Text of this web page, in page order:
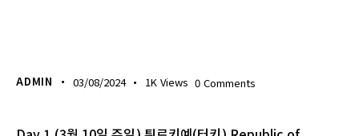
ADMIN 03/08/2024 1K Views 0 Comments